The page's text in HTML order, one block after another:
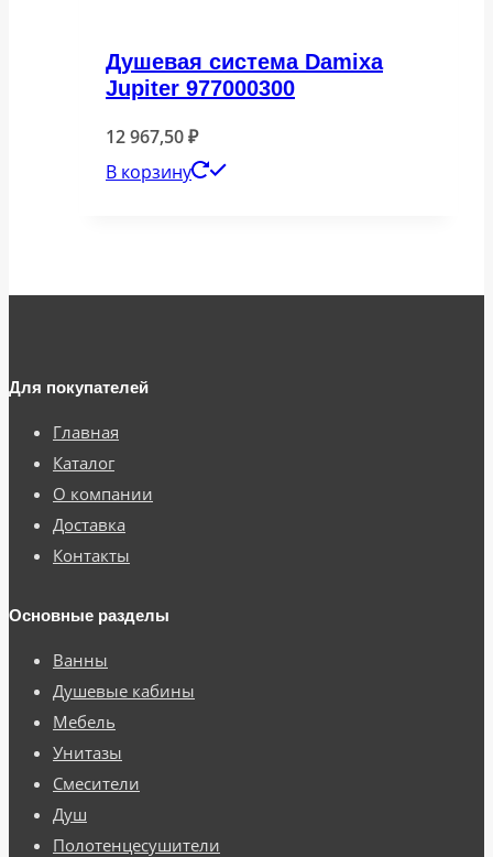
Душевая система Damixa
Jupiter 977000300
12 967,50₽
В корзину
Для покупателей
Главная
Каталог
О компании
Доставка
Контакты
Основные разделы
Ванны
Душевые кабины
Мебель
Унитазы
Смесители
Душ
Полотенцесушители